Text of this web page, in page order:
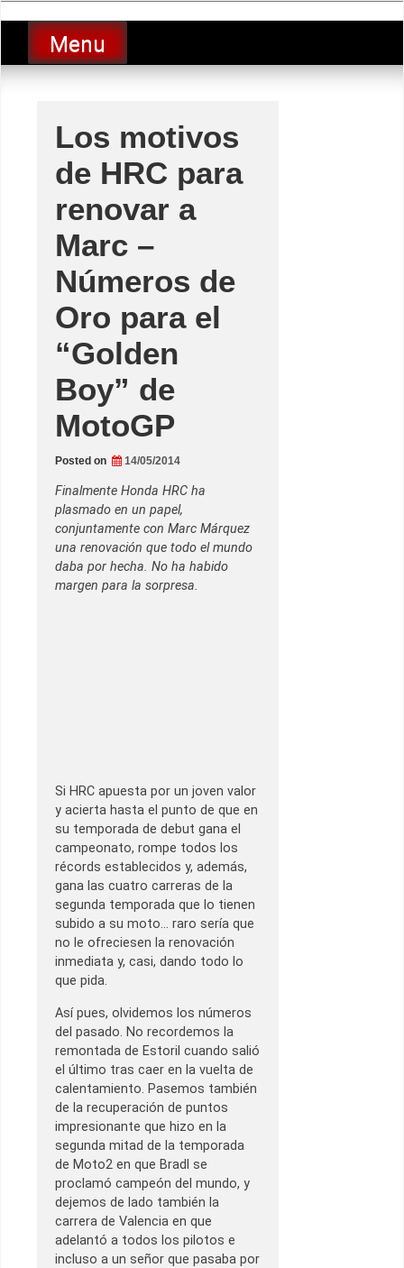
to
contentLucio Lopez GP
luciolopezgp
Menu
Los motivos
de HRC para
renovar a
Marc –
Números de
Oro para el
“Golden
Boy” de
MotoGP
Posted on 14/05/2014
Finalmente Honda HRC ha
plasmado en un papel,
conjuntamente con Marc Márquez
una renovación que todo el mundo
daba por hecha. No ha habido
margen para la sorpresa.
Si HRC apuesta por un joven valor
y acierta hasta el punto de que en
su temporada de debut gana el
campeonato, rompe todos los
récords establecidos y, además,
gana las cuatro carreras de la
segunda temporada que lo tienen
subido a su moto… raro sería que
no le ofreciesen la renovación
inmediata y, casi, dando todo lo
que pida.
Así pues, olvidemos los números
del pasado. No recordemos la
remontada de Estoril cuando salió
el último tras caer en la vuelta de
calentamiento. Pasemos también
de la recuperación de puntos
impresionante que hizo en la
segunda mitad de la temporada
de Moto2 en que Bradl se
proclamó campeón del mundo, y
dejemos de lado también la
carrera de Valencia en que
adelantó a todos los pilotos e
incluso a un señor que pasaba por